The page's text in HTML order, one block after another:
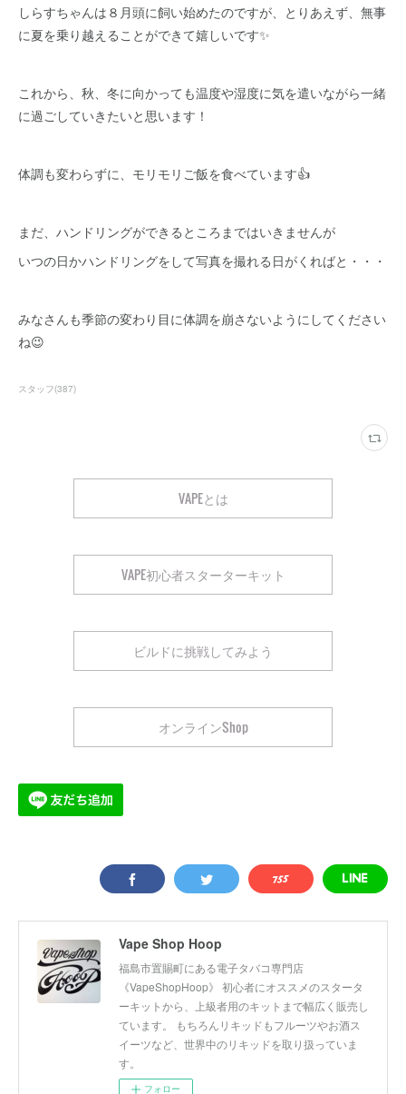
しらすちゃんは８月頭に飼い始めたのですが、とりあえず、無事
に夏を乗り越えることができて嬉しいです✨
これから、秋、冬に向かっても温度や湿度に気を遣いながら一緒
に過ごしていきたいと思います！
体調も変わらずに、モリモリご飯を食べています👍
まだ、ハンドリングができるところまではいきませんが
いつの日かハンドリングをして写真を撮れる日がくればと・・・
みなさんも季節の変わり目に体調を崩さないようにしてください
ね😉
スタッフ(387)
VAPEとは
VAPE初心者スターターキット
ビルドに挑戦してみよう
オンラインShop
Vape Shop Hoop
福島市置賜町にある電子タバコ専門店
《VapeShopHoop》 初心者にオススメのスタータ
ーキットから、上級者用のキットまで幅広く販売し
ています。 もちろんリキッドもフルーツやお酒ス
イーツなど、世界中のリキッドを取り扱っていま
す。
フォロー